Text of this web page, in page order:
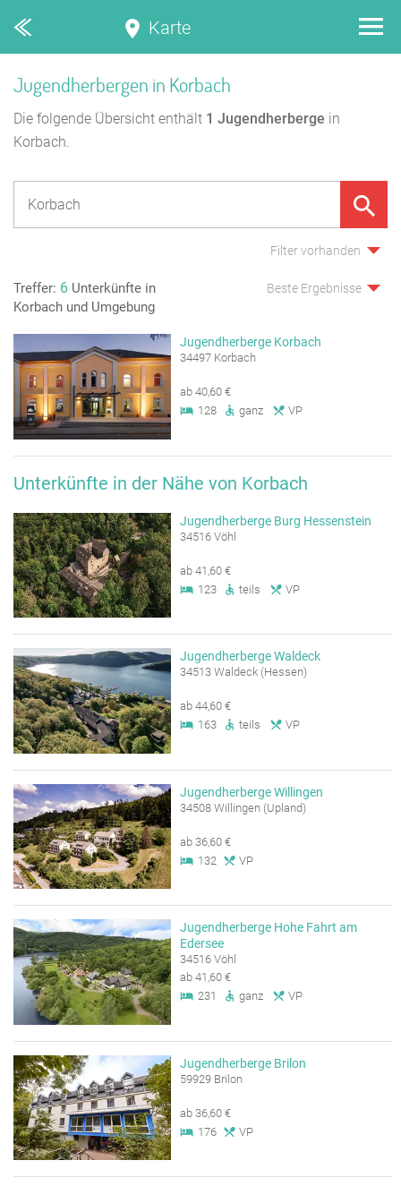
Karte
Jugendherbergen in Korbach
Die folgende Übersicht enthält 1 Jugendherberge in
Korbach.
Filter vorhanden
Treffer: 6 Unterkünfte in
Korbach und Umgebung
Beste Ergebnisse
Jugendherberge Korbach
34497 Korbach
ab 40,60 €
128
ganz VP
Unterkünfte in der Nähe von Korbach
Jugendherberge Burg Hessenstein
34516 Vöhl
ab 41,60 €
123
teils VP
Jugendherberge Waldeck
34513 Waldeck (Hessen)
ab 44,60 €
163
teils VP
Jugendherberge Willingen
34508 Willingen (Upland)
ab 36,60 €
132
VP
Jugendherberge Hohe Fahrt am
Edersee
34516 Vöhl
ab 41,60 €
231
ganz VP
Jugendherberge Brilon
59929 Brilon
ab 36,60 €
176
VP